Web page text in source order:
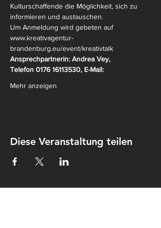
Kulturschaffende die Möglichkeit, sich zu
informieren und austauschen.
Um Anmeldung wird gebeten auf
www.kreativagentur-
brandenburg.eu/event/kreativtalk
Ansprechpartnerin: Andrea Vey,
Telefon 0176 16113530, E-Mail:
Mehr anzeigen
Diese Veranstaltung teilen